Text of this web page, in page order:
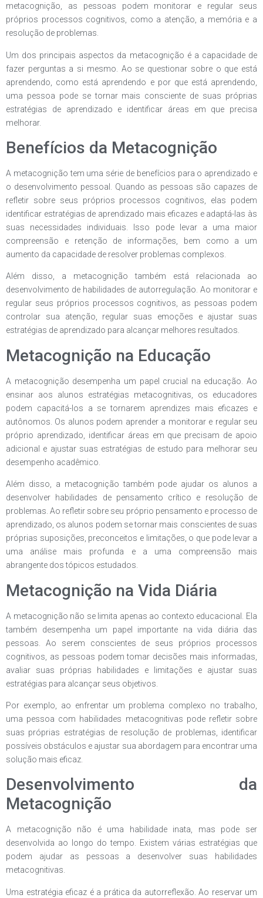
metacognição, as pessoas podem monitorar e regular seus
próprios processos cognitivos, como a atenção, a memória e a
resolução de problemas.
Um dos principais aspectos da metacognição é a capacidade de
fazer perguntas a si mesmo. Ao se questionar sobre o que está
aprendendo, como está aprendendo e por que está aprendendo,
uma pessoa pode se tornar mais consciente de suas próprias
estratégias de aprendizado e identificar áreas em que precisa
melhorar.
Benefícios da Metacognição
A metacognição tem uma série de benefícios para o aprendizado e
o desenvolvimento pessoal. Quando as pessoas são capazes de
refletir sobre seus próprios processos cognitivos, elas podem
identificar estratégias de aprendizado mais eficazes e adaptá-las às
suas necessidades individuais. Isso pode levar a uma maior
compreensão e retenção de informações, bem como a um
aumento da capacidade de resolver problemas complexos.
Além disso, a metacognição também está relacionada ao
desenvolvimento de habilidades de autorregulação. Ao monitorar e
regular seus próprios processos cognitivos, as pessoas podem
controlar sua atenção, regular suas emoções e ajustar suas
estratégias de aprendizado para alcançar melhores resultados.
Metacognição na Educação
A metacognição desempenha um papel crucial na educação. Ao
ensinar aos alunos estratégias metacognitivas, os educadores
podem capacitá-los a se tornarem aprendizes mais eficazes e
autônomos. Os alunos podem aprender a monitorar e regular seu
próprio aprendizado, identificar áreas em que precisam de apoio
adicional e ajustar suas estratégias de estudo para melhorar seu
desempenho acadêmico.
Além disso, a metacognição também pode ajudar os alunos a
desenvolver habilidades de pensamento crítico e resolução de
problemas. Ao refletir sobre seu próprio pensamento e processo de
aprendizado, os alunos podem se tornar mais conscientes de suas
próprias suposições, preconceitos e limitações, o que pode levar a
uma análise mais profunda e a uma compreensão mais
abrangente dos tópicos estudados.
Metacognição na Vida Diária
A metacognição não se limita apenas ao contexto educacional. Ela
também desempenha um papel importante na vida diária das
pessoas. Ao serem conscientes de seus próprios processos
cognitivos, as pessoas podem tomar decisões mais informadas,
avaliar suas próprias habilidades e limitações e ajustar suas
estratégias para alcançar seus objetivos.
Por exemplo, ao enfrentar um problema complexo no trabalho,
uma pessoa com habilidades metacognitivas pode refletir sobre
suas próprias estratégias de resolução de problemas, identificar
possíveis obstáculos e ajustar sua abordagem para encontrar uma
solução mais eficaz.
Desenvolvimento da
Metacognição
A metacognição não é uma habilidade inata, mas pode ser
desenvolvida ao longo do tempo. Existem várias estratégias que
podem ajudar as pessoas a desenvolver suas habilidades
metacognitivas.
Uma estratégia eficaz é a prática da autorreflexão. Ao reservar um